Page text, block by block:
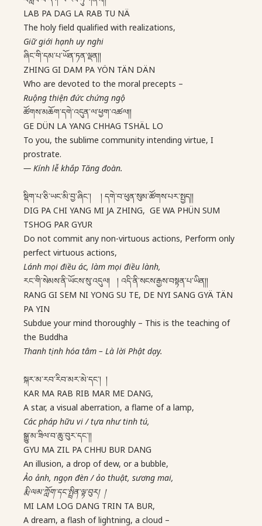
LAB PA DAG LA RAB TU NÄ
The holy field qualified with realizations,
Giữ giới hạnh uy nghi
ཞིང་གི་དམ་པ་ཡོན་ཏན་ལྡན།།
ZHING GI DAM PA YÖN TÄN DÄN
Who are devoted to the moral precepts –
Ruộng thiện đức chứng ngộ
ཚོགས་མཆོག་དགེ་འདུན་ལ་ཕྱག་འཚལ།།
GE DÜN LA YANG CHHAG TSHÄL LO
To you, the sublime community intending virtue, I
prostrate.
— Kính lễ khắp Tăng đoàn.
སྡིག་པ་ཅི་ཡང་མི་བྱ་ཞིང་། ། དགེ་བ་ཕུན་སུམ་ཚོགས་པར་སྤྱད།།
DIG PA CHI YANG MI JA ZHING, GE WA PHÜN SUM
TSHOG PAR GYUR
Do not commit any non-virtuous actions, Perform only
perfect virtuous actions,
Lánh mọi điều ác, làm mọi điều lành,
རང་གི་སེམས་ནི་ཡོངས་སུ་འདུལ། ། འདི་ནི་སངས་རྒྱས་བསྟན་པ་ཡིན།།
RANG GI SEM NI YONG SU TE, DE NYI SANG GYÄ TÄN
PA YIN
Subdue your mind thoroughly – This is the teaching of
the Buddha
Thanh tịnh hóa tâm – Là lời Phật dạy.
སྐར་མ་རབ་རིབ་མར་མེ་དང་། །
KAR MA RAB RIB MAR ME DANG,
A star, a visual aberration, a flame of a lamp,
Các pháp hữu vi / tựa như tinh tú,
སྒྱུ་མ་ཟིལ་བ་ཆུ་བུར་དང་།།
GYU MA ZIL PA CHHU BUR DANG
An illusion, a drop of dew, or a bubble,
Ảo ảnh, ngọn đèn / ảo thuật, sương mai,
རྨི་ལམ་ཀློག་དང་སྤྲིན་ལྟ་བུར། །
MI LAM LOG DANG TRIN TA BUR,
A dream, a flash of lightning, a cloud –